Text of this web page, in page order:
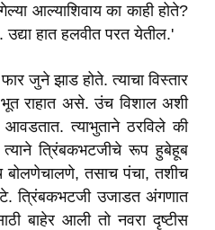
गेल्या आल्याशिवाय का काही होते?
उद्या हात हलवीत परत येतील.'
जुने झाड होते. त्याचा विस्तार
भूत राहात असे. उंच विशाल अशी
आवडतात. त्याभुताने ठरविले की
त्रिंबकभटजीचे रूप हुबेहूब
तसाच पंचा, तशीच
त्रिंबकभटजी उजाडत अंगणात
बाहेर आली तो नवरा दृष्टीस